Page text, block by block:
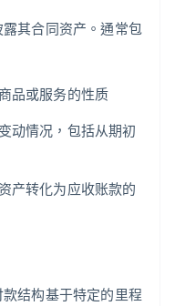
其合同资产。通常包
品或服务的性质
动情况，包括从期初
产转化为应收账款的
结构基于特定的里程